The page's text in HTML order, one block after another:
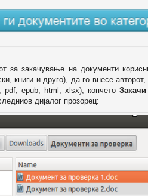
за закачување на документи
книги и друго), да го внесе
epub, html, xlsx), копчето Закачи
дијалог прозорец: